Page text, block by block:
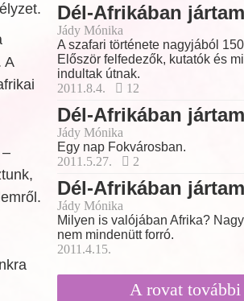
A
Dél-Afrikában
Jády Mónika
A szafari története nagyjából
Először felfedezők, kutatók és
indultak útnak.
2011.8.4.
12
Dél-Afrikában
Jády Mónika
Egy nap Fokvárosban.
2011.5.27.
2
Dél-Afrikában
Jády Mónika
Milyen is valójában Afrika?
nem mindenütt forró.
2011.4.15.
A rovat